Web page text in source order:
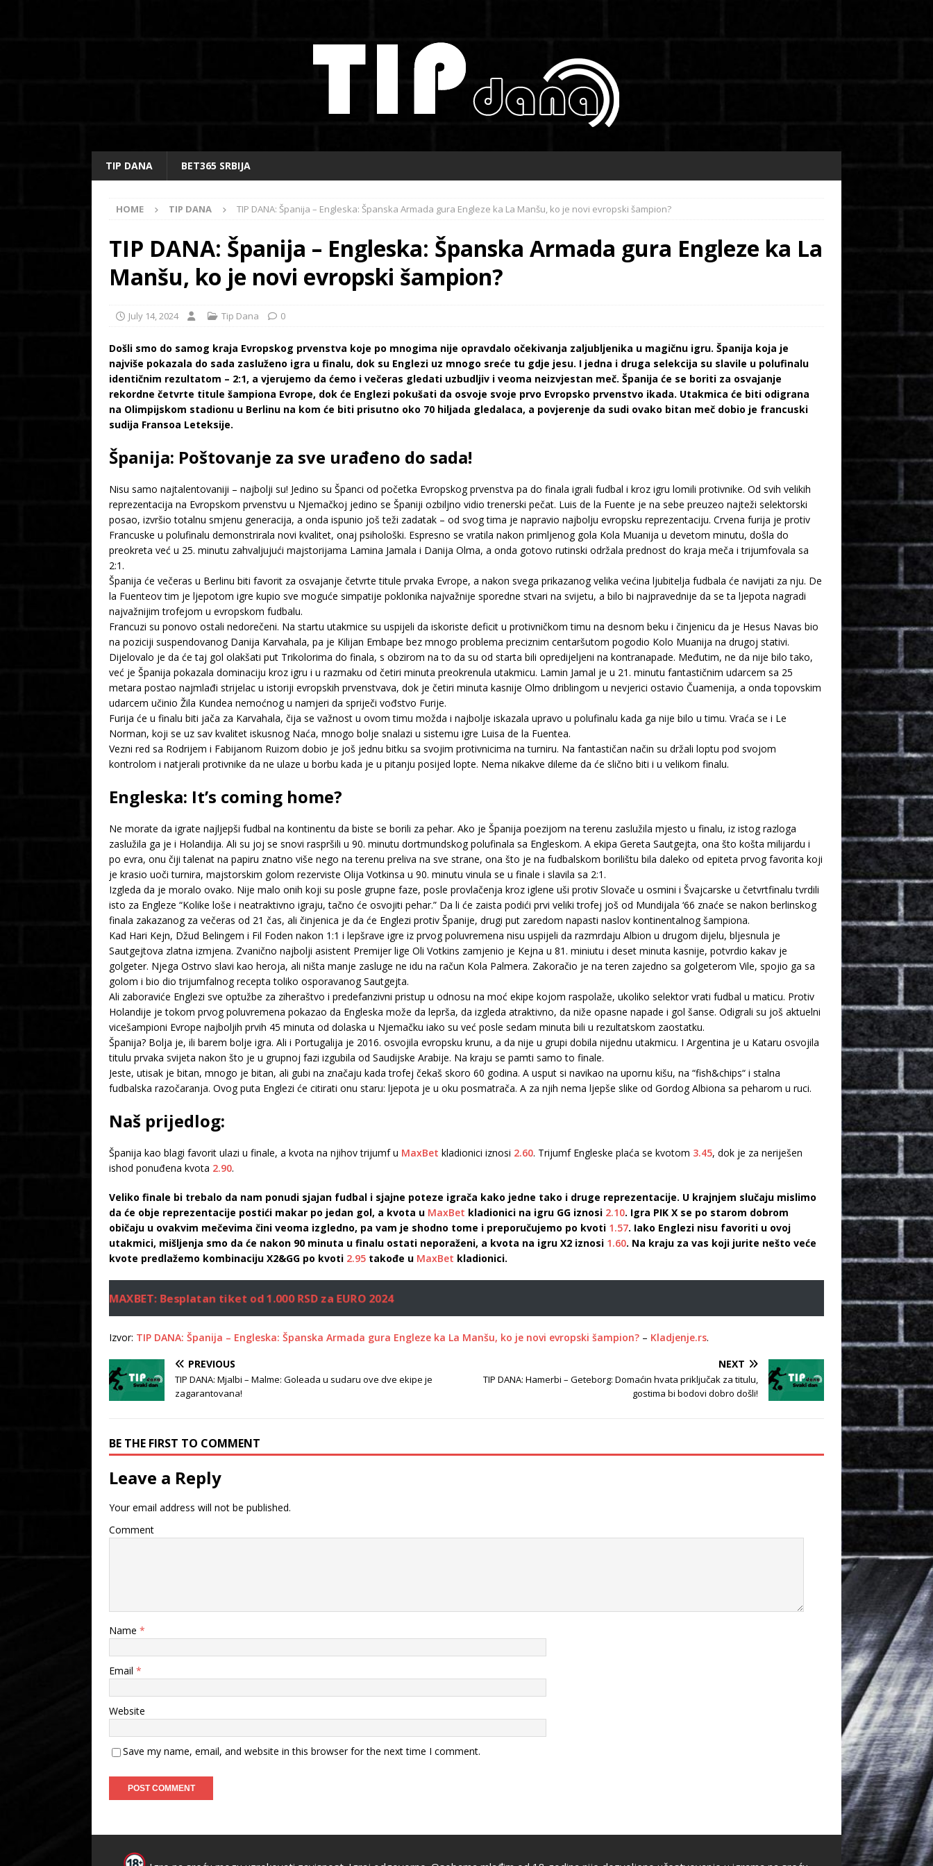
TIP DANA BET365 SRBIJA
HOME TIP DANA TIP DANA: Španija – Engleska: Španska Armada gura Engleze ka La Manšu, ko je novi evropski šampion?
TIP DANA: Španija – Engleska: Španska Armada gura Engleze ka La
Manšu, ko je novi evropski šampion?
July 14, 2024 Tip Dana 0
Došli smo do samog kraja Evropskog prvenstva koje po mnogima nije opravdalo očekivanja zaljubljenika u magičnu igru. Španija koja je
najviše pokazala do sada zasluženo igra u finalu, dok su Englezi uz mnogo sreće tu gdje jesu. I jedna i druga selekcija su slavile u polufinalu
identičnim rezultatom – 2:1, a vjerujemo da ćemo i večeras gledati uzbudljiv i veoma neizvjestan meč. Španija će se boriti za osvajanje
rekordne četvrte titule šampiona Evrope, dok će Englezi pokušati da osvoje svoje prvo Evropsko prvenstvo ikada. Utakmica će biti odigrana
na Olimpijskom stadionu u Berlinu na kom će biti prisutno oko 70 hiljada gledalaca, a povjerenje da sudi ovako bitan meč dobio je francuski
sudija Fransoa Leteksije.
Španija: Poštovanje za sve urađeno do sada!
Nisu samo najtalentovaniji – najbolji su! Jedino su Španci od početka Evropskog prvenstva pa do finala igrali fudbal i kroz igru lomili protivnike. Od svih velikih
reprezentacija na Evropskom prvenstvu u Njemačkoj jedino se Španiji ozbiljno vidio trenerski pečat. Luis de la Fuente je na sebe preuzeo najteži selektorski
posao, izvršio totalnu smjenu generacija, a onda ispunio još teži zadatak – od svog tima je napravio najbolju evropsku reprezentaciju. Crvena furija je protiv
Francuske u polufinalu demonstrirala novi kvalitet, onaj psihološki. Espresno se vratila nakon primljenog gola Kola Muanija u devetom minutu, došla do
preokreta već u 25. minutu zahvaljujući majstorijama Lamina Jamala i Danija Olma, a onda gotovo rutinski održala prednost do kraja meča i trijumfovala sa
2:1.
Španija će večeras u Berlinu biti favorit za osvajanje četvrte titule prvaka Evrope, a nakon svega prikazanog velika većina ljubitelja fudbala će navijati za nju. De
la Fuenteov tim je ljepotom igre kupio sve moguće simpatije poklonika najvažnije sporedne stvari na svijetu, a bilo bi najpravednije da se ta ljepota nagradi
najvažnijim trofejom u evropskom fudbalu.
Francuzi su ponovo ostali nedorečeni. Na startu utakmice su uspijeli da iskoriste deficit u protivničkom timu na desnom beku i činjenicu da je Hesus Navas bio
na poziciji suspendovanog Danija Karvahala, pa je Kilijan Embape bez mnogo problema preciznim centaršutom pogodio Kolo Muanija na drugoj stativi.
Dijelovalo je da će taj gol olakšati put Trikolorima do finala, s obzirom na to da su od starta bili opredijeljeni na kontranapade. Međutim, ne da nije bilo tako,
već je Španija pokazala dominaciju kroz igru i u razmaku od četiri minuta preokrenula utakmicu. Lamin Jamal je u 21. minutu fantastičnim udarcem sa 25
metara postao najmlađi strijelac u istoriji evropskih prvenstvava, dok je četiri minuta kasnije Olmo driblingom u nevjerici ostavio Čuamenija, a onda topovskim
udarcem učinio Žila Kundea nemoćnog u namjeri da spriječi vođstvo Furije.
Furija će u finalu biti jača za Karvahala, čija se važnost u ovom timu možda i najbolje iskazala upravo u polufinalu kada ga nije bilo u timu. Vraća se i Le
Norman, koji se uz sav kvalitet iskusnog Naća, mnogo bolje snalazi u sistemu igre Luisa de la Fuentea.
Vezni red sa Rodrijem i Fabijanom Ruizom dobio je još jednu bitku sa svojim protivnicima na turniru. Na fantastičan način su držali loptu pod svojom
kontrolom i natjerali protivnike da ne ulaze u borbu kada je u pitanju posijed lopte. Nema nikakve dileme da će slično biti i u velikom finalu.
Engleska: It’s coming home?
Ne morate da igrate najljepši fudbal na kontinentu da biste se borili za pehar. Ako je Španija poezijom na terenu zaslužila mjesto u finalu, iz istog razloga
zaslužila ga je i Holandija. Ali su joj se snovi raspršili u 90. minutu dortmundskog polufinala sa Engleskom. A ekipa Gereta Sautgejta, ona što košta milijardu i
po evra, onu čiji talenat na papiru znatno više nego na terenu preliva na sve strane, ona što je na fudbalskom borilištu bila daleko od epiteta prvog favorita koji
je krasio uoči turnira, majstorskim golom rezerviste Olija Votkinsa u 90. minutu vinula se u finale i slavila sa 2:1.
Izgleda da je moralo ovako. Nije malo onih koji su posle grupne faze, posle provlačenja kroz iglene uši protiv Slovače u osmini i Švajcarske u četvrtfinalu tvrdili
isto za Engleze “Kolike loše i neatraktivno igraju, tačno će osvojiti pehar.” Da li će zaista podići prvi veliki trofej još od Mundijala ‘66 znaće se nakon berlinskog
finala zakazanog za večeras od 21 čas, ali činjenica je da će Englezi protiv Španije, drugi put zaredom napasti naslov kontinentalnog šampiona.
Kad Hari Kejn, Džud Belingem i Fil Foden nakon 1:1 i lepšrave igre iz prvog poluvremena nisu uspijeli da razmrdaju Albion u drugom dijelu, bljesnula je
Sautgejtova zlatna izmjena. Zvanično najbolji asistent Premijer lige Oli Votkins zamjenio je Kejna u 81. miniutu i deset minuta kasnije, potvrdio kakav je
golgeter. Njega Ostrvo slavi kao heroja, ali ništa manje zasluge ne idu na račun Kola Palmera. Zakoračio je na teren zajedno sa golgeterom Vile, spojio ga sa
golom i bio dio trijumfalnog recepta toliko osporavanog Sautgejta.
Ali zaboraviće Englezi sve optužbe za ziheraštvo i predefanzivni pristup u odnosu na moć ekipe kojom raspolaže, ukoliko selektor vrati fudbal u maticu. Protiv
Holandije je tokom prvog poluvremena pokazao da Engleska može da leprša, da izgleda atraktivno, da niže opasne napade i gol šanse. Odigrali su još aktuelni
vicešampioni Evrope najboljih prvih 45 minuta od dolaska u Njemačku iako su već posle sedam minuta bili u rezultatskom zaostatku.
Španija? Bolja je, ili barem bolje igra. Ali i Portugalija je 2016. osvojila evropsku krunu, a da nije u grupi dobila nijednu utakmicu. I Argentina je u Kataru osvojila
titulu prvaka svijeta nakon što je u grupnoj fazi izgubila od Saudijske Arabije. Na kraju se pamti samo to finale.
Jeste, utisak je bitan, mnogo je bitan, ali gubi na značaju kada trofej čekaš skoro 60 godina. A usput si navikao na upornu kišu, na “fish&chips“ i stalna
fudbalska razočaranja. Ovog puta Englezi će citirati onu staru: ljepota je u oku posmatrača. A za njih nema ljepše slike od Gordog Albiona sa peharom u ruci.
Naš prijedlog:
Španija kao blagi favorit ulazi u finale, a kvota na njihov trijumf u MaxBet kladionici iznosi 2.60. Trijumf Engleske plaća se kvotom 3.45, dok je za neriješen
ishod ponuđena kvota 2.90.
Veliko finale bi trebalo da nam ponudi sjajan fudbal i sjajne poteze igrača kako jedne tako i druge reprezentacije. U krajnjem slučaju mislimo
da će obje reprezentacije postići makar po jedan gol, a kvota u MaxBet kladionici na igru GG iznosi 2.10. Igra PIK X se po starom dobrom
običaju u ovakvim mečevima čini veoma izgledno, pa vam je shodno tome i preporučujemo po kvoti 1.57. Iako Englezi nisu favoriti u ovoj
utakmici, mišljenja smo da će nakon 90 minuta u finalu ostati neporaženi, a kvota na igru X2 iznosi 1.60. Na kraju za vas koji jurite nešto veće
kvote predlažemo kombinaciju X2&GG po kvoti 2.95 takođe u MaxBet kladionici.
MAXBET: Besplatan tiket od 1.000 RSD za EURO 2024
Izvor: TIP DANA: Španija – Engleska: Španska Armada gura Engleze ka La Manšu, ko je novi evropski šampion? – Kladjenje.rs.
PREVIOUS
TIP DANA: Mjalbi – Malme: Goleada u sudaru ove dve ekipe je
zagarantovana!
NEXT
TIP DANA: Hamerbi – Geteborg: Domaćin hvata priključak za titulu,
gostima bi bodovi dobro došli!
BE THE FIRST TO COMMENT
Leave a Reply
Your email address will not be published.
Comment
Name *
Email *
Website
Save my name, email, and website in this browser for the next time I comment.